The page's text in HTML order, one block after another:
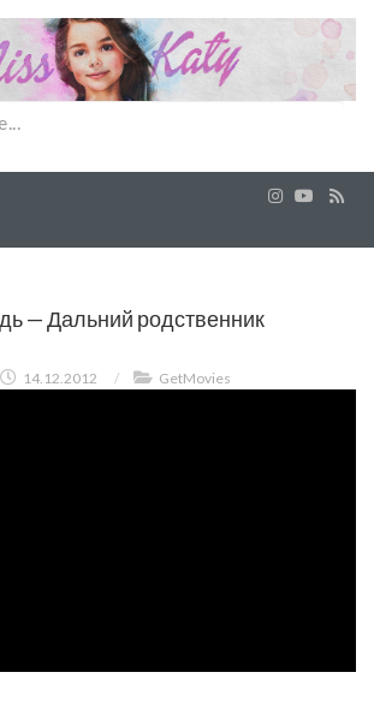
— Дальний родственник
14.12.2012 / GetMovies